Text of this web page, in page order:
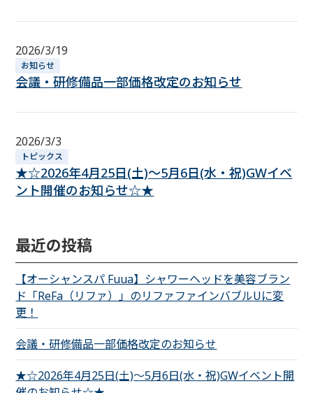
2026/3/19
お知らせ
会議・研修備品一部価格改定のお知らせ
2026/3/3
トピックス
★☆2026年4月25日(土)～5月6日(水・祝)GWイベ
ント開催のお知らせ☆★
最近の投稿
【オーシャンスパ Fuua】シャワーヘッドを美容ブラン
ド「ReFa（リファ）」のリファファインバブルUに変
更！
会議・研修備品一部価格改定のお知らせ
★☆2026年4月25日(土)～5月6日(水・祝)GWイベント開